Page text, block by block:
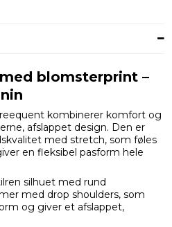
blomsterprint –
kombinerer komfort og
afslappet design. Den er
med stretch, som føles
en fleksibel pasform hele
silhuet med rund
med drop shoulders, som
og giver et afslappet,